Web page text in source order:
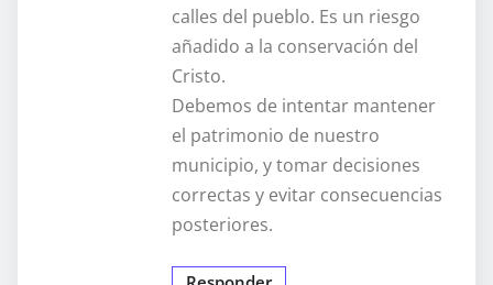
calles del pueblo. Es un riesgo
añadido a la conservación del
Cristo.
Debemos de intentar mantener
el patrimonio de nuestro
municipio, y tomar decisiones
correctas y evitar consecuencias
posteriores.